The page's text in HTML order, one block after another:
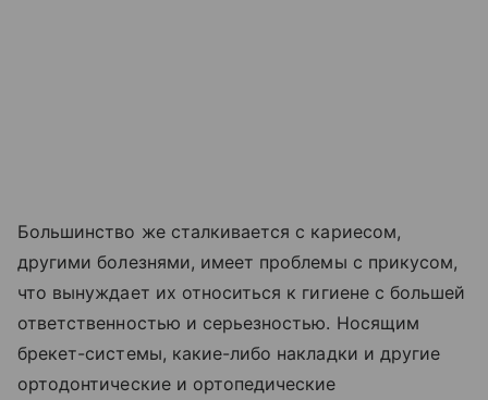
Большинство же сталкивается с кариесом,
другими болезнями, имеет проблемы с прикусом,
что вынуждает их относиться к гигиене с большей
ответственностью и серьезностью. Носящим
брекет-системы, какие-либо накладки и другие
ортодонтические и ортопедические